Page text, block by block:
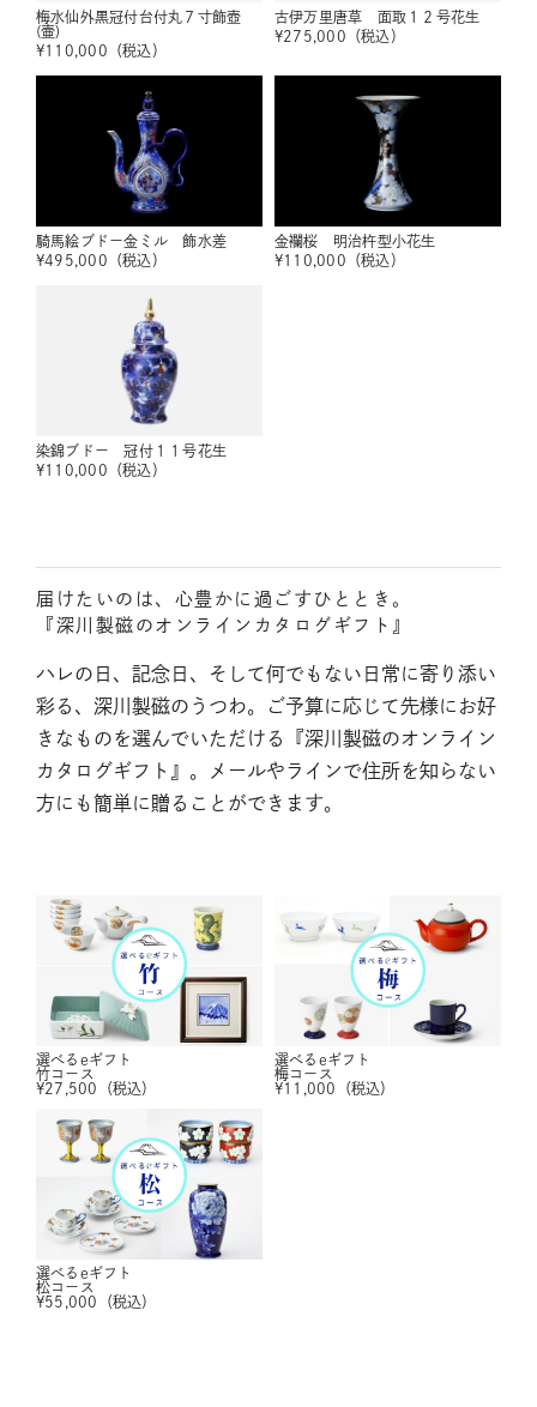
梅水仙外黒冠付台付丸７寸飾壺
(壷)
¥110,000 （税込）
古伊万里唐草 面取１２号花生
¥275,000 （税込）
騎馬絵ブドー金ミル 飾水差
¥495,000 （税込）
金襴桜 明治杵型小花生
¥110,000 （税込）
染錦ブドー 冠付１１号花生
¥110,000 （税込）
届けたいのは、心豊かに過ごすひととき。
『深川製磁のオンラインカタログギフト』
ハレの日、記念日、そして何でもない日常に寄り添い
彩る、深川製磁のうつわ。ご予算に応じて先様にお好
きなものを選んでいただける『深川製磁のオンライン
カタログギフト』。メールやラインで住所を知らない
方にも簡単に贈ることができます。
選べるeギフト
竹コース
¥27,500 （税込）
選べるeギフト
梅コース
¥11,000 （税込）
選べるeギフト
松コース
¥55,000 （税込）